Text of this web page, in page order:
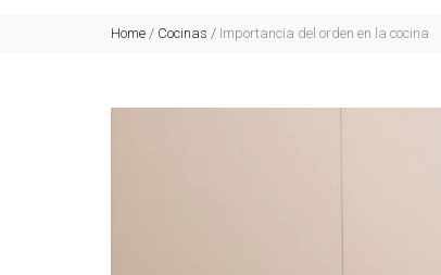
Home / Cocinas / Importancia del orden en la cocina